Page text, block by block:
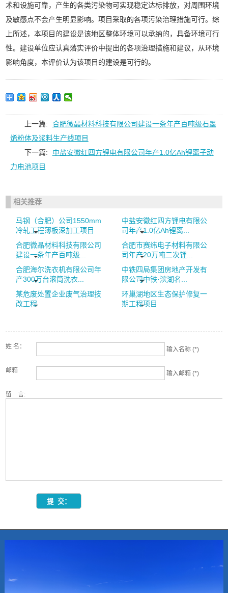
术和设施可靠，产生的各类污染物可实现稳定达标排放，对周围环境
及敏感点不会产生明显影响。项目采取的各项污染治理措施可行。综
上所述，本项目的建设是该地区整体环境可以承纳的，具备环境可行
性。建设单位应认真落实评价中提出的各项治理措施和建议，从环境
影响角度，本评价认为该项目的建设是可行的。
上一篇:
合肥微晶材料科技有限公司建设一条年产百吨级石墨
烯粉体及浆料生产线项目
下一篇:
中盐安徽红四方锂电有限公司年产1.0亿Ah锂离子动
力电池项目
相关推荐
马钢（合肥）公司1550mm
冷轧工程薄板深加工项目
中盐安徽红四方锂电有限公
司年产1.0亿Ah锂离...
合肥微晶材料科技有限公司
建设一条年产百吨级...
合肥市赛纬电子材料有限公
司年产20万吨二次锂...
合肥海尔洗衣机有限公司年
产300万台滚筒洗衣...
中铁四局集团房地产开发有
限公司中铁·滨湖名...
某危废处置企业废气治理技
改工程
环巢湖地区生态保护修复一
期工程项目
姓 名： 输入名称 (*)
邮箱 输入邮箱 (*)
留 言: